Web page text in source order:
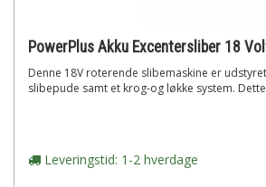
Denne 18V roterende slibemaskine er
slibepude samt et krog-og løkke system.
Leveringstid: 1-2 hverdage